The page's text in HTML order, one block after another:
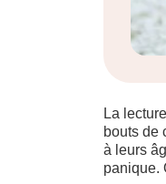
La
bouts de
à leurs
panique.